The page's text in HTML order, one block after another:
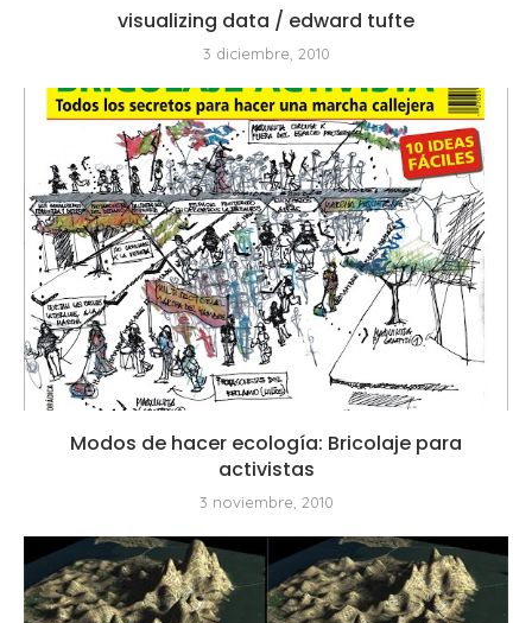
visualizing data / edward tufte
3 diciembre, 2010
Modos de hacer ecología: Bricolaje para
activistas
3 noviembre, 2010